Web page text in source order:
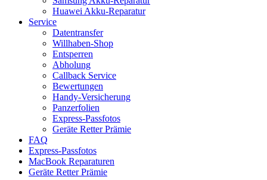
Huawei Akku-Reparatur
Service
Datentransfer
Willhaben-Shop
Entsperren
Abholung
Callback Service
Bewertungen
Handy-Versicherung
Panzerfolien
Express-Passfotos
Geräte Retter Prämie
FAQ
Express-Passfotos
MacBook Reparaturen
Geräte Retter Prämie